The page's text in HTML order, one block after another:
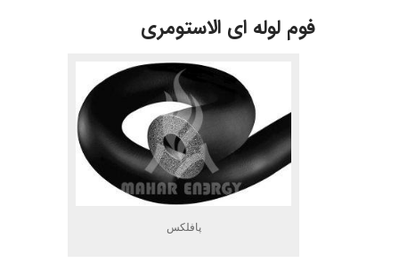
فوم لوله ای الاستومری
پافلکس